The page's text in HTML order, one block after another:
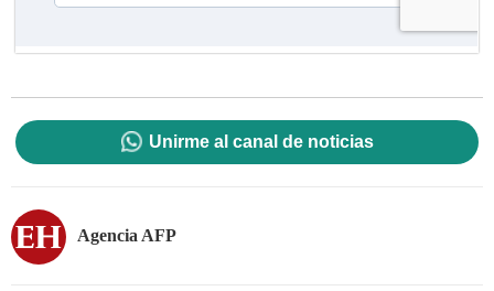
Unirme al canal de noticias
Agencia AFP